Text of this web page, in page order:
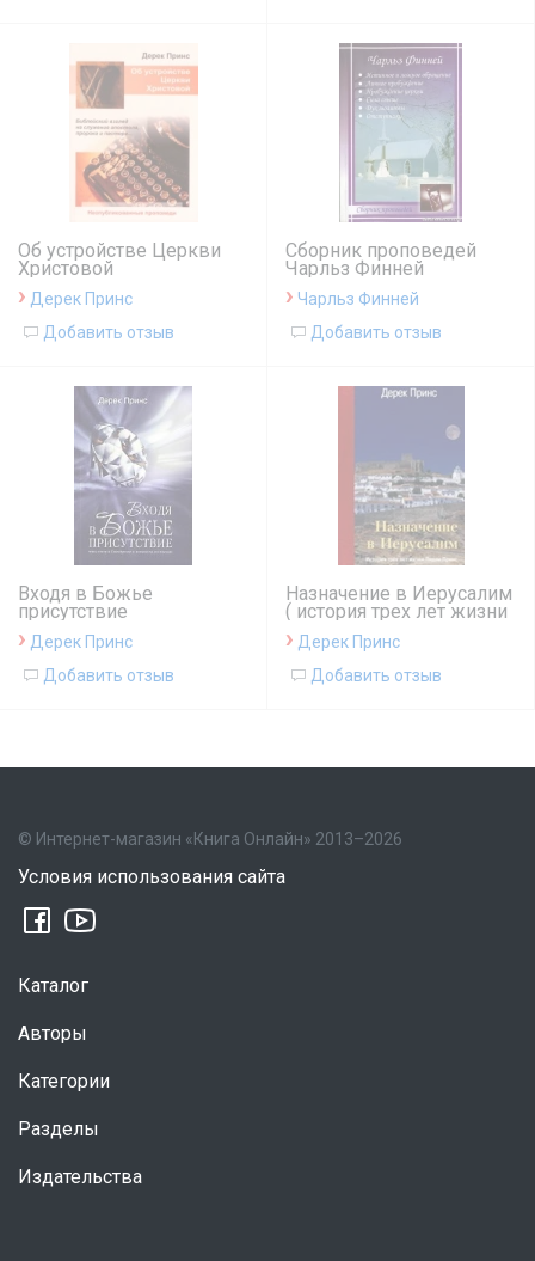
Об устройстве Церкви
Христовой
› Дерек Принс
Добавить отзыв
Сборник проповедей
Чарльз Финней
› Чарльз Финней
Добавить отзыв
Входя в Божье
присутствие
› Дерек Принс
Добавить отзыв
Назначение в Иерусалим
( история трех лет жизни
Л.Принс )
› Дерек Принс
Добавить отзыв
© Интернет-магазин «Книга Онлайн» 2013–2026
Условия использования сайта
Каталог
Авторы
Категории
Разделы
Издательства